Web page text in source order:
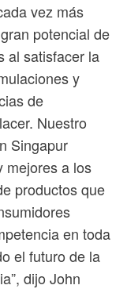
vez más
potencial de
al satisfacer la
y
de
Nuestro
Singapur
mejores a los
productos que
en toda
el futuro de la
dijo John